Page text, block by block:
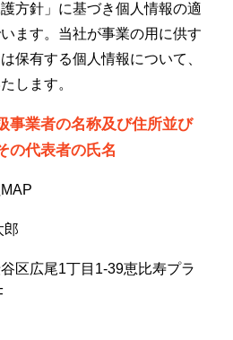
方針」に基づき個人情報の適
ます。当社が事業の用に供す
保有する個人情報について、
します。
事業者の名称及び住所並び
の代表者の氏名
郎
広尾1丁目1-39恵比寿プラ